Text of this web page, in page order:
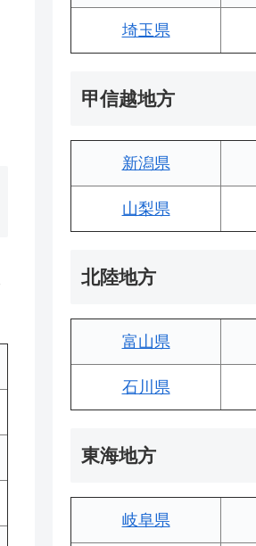
埼玉県
甲信越地方
新潟県
山梨県
北陸地方
富山県
石川県
東海地方
岐阜県